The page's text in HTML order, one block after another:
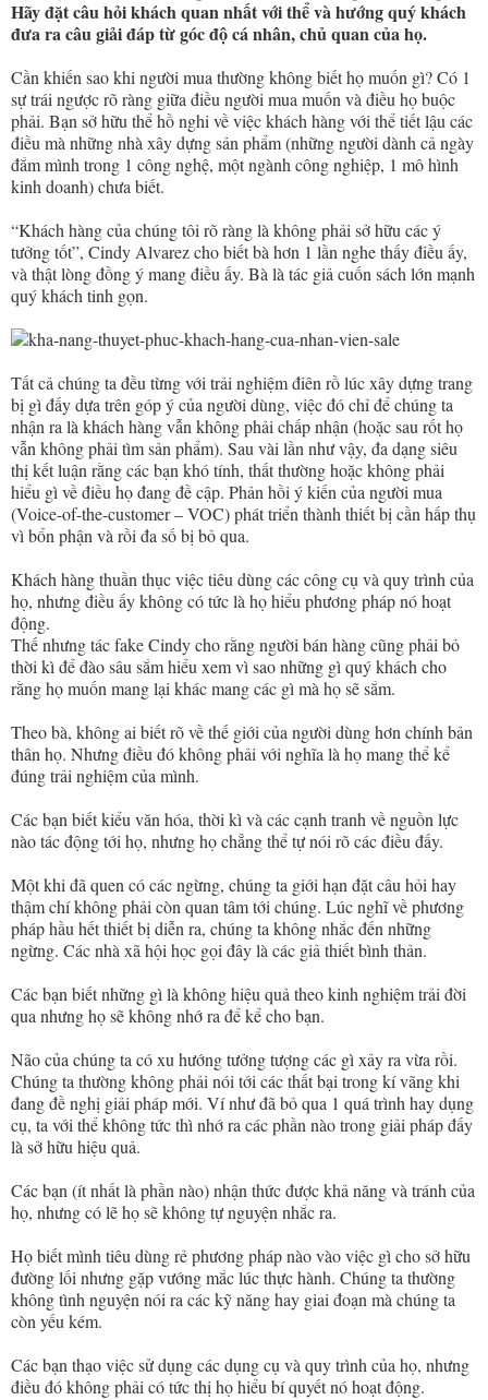
Hãy đặt câu hỏi khách quan nhất với thể và hướng quý khách
đưa ra câu giải đáp từ góc độ cá nhân, chủ quan của họ.
Cần khiến sao khi người mua thường không biết họ muốn gì? Có 1
sự trái ngược rõ ràng giữa điều người mua muốn và điều họ buộc
phải. Bạn sở hữu thể hồ nghi về việc khách hàng với thể tiết lậu các
điều mà những nhà xây dựng sản phẩm (những người dành cả ngày
đắm mình trong 1 công nghệ, một ngành công nghiệp, 1 mô hình
kinh doanh) chưa biết.
“Khách hàng của chúng tôi rõ ràng là không phải sở hữu các ý
tưởng tốt”, Cindy Alvarez cho biết bà hơn 1 lần nghe thấy điều ấy,
và thật lòng đồng ý mang điều ấy. Bà là tác giả cuốn sách lớn mạnh
quý khách tinh gọn.
Tất cả chúng ta đều từng với trải nghiệm điên rồ lúc xây dựng trang
bị gì đấy dựa trên góp ý của người dùng, việc đó chỉ để chúng ta
nhận ra là khách hàng vẫn không phải chấp nhận (hoặc sau rốt họ
vẫn không phải tìm sản phẩm). Sau vài lần như vậy, đa dạng siêu
thị kết luận rằng các bạn khó tính, thất thường hoặc không phải
hiểu gì về điều họ đang đề cập. Phản hồi ý kiến của người mua
(Voice-of-the-customer – VOC) phát triển thành thiết bị cần hấp thụ
vì bổn phận và rồi đa số bị bỏ qua.
Khách hàng thuần thục việc tiêu dùng các công cụ và quy trình của
họ, nhưng điều ấy không có tức là họ hiểu phương pháp nó hoạt
động.
Thế nhưng tác fake Cindy cho rằng người bán hàng cũng phải bỏ
thời kì để đào sâu sắm hiểu xem vì sao những gì quý khách cho
rằng họ muốn mang lại khác mang các gì mà họ sẽ sắm.
Theo bà, không ai biết rõ về thế giới của người dùng hơn chính bản
thân họ. Nhưng điều đó không phải với nghĩa là họ mang thể kể
đúng trải nghiệm của mình.
Các bạn biết kiểu văn hóa, thời kì và các cạnh tranh về nguồn lực
nào tác động tới họ, nhưng họ chẳng thể tự nói rõ các điều đấy.
Một khi đã quen có các ngừng, chúng ta giới hạn đặt câu hỏi hay
thậm chí không phải còn quan tâm tới chúng. Lúc nghĩ về phương
pháp hầu hết thiết bị diễn ra, chúng ta không nhắc đến những
ngừng. Các nhà xã hội học gọi đây là các giả thiết bình thản.
Các bạn biết những gì là không hiệu quả theo kinh nghiệm trải đời
qua nhưng họ sẽ không nhớ ra để kể cho bạn.
Não của chúng ta có xu hướng tưởng tượng các gì xảy ra vừa rồi.
Chúng ta thường không phải nói tới các thất bại trong kí vãng khi
đang đề nghị giải pháp mới. Ví như đã bỏ qua 1 quá trình hay dụng
cụ, ta với thể không tức thì nhớ ra các phần nào trong giải pháp đấy
là sở hữu hiệu quả.
Các bạn (ít nhất là phần nào) nhận thức được khả năng và tránh của
họ, nhưng có lẽ họ sẽ không tự nguyện nhắc ra.
Họ biết mình tiêu dùng rẻ phương pháp nào vào việc gì cho sở hữu
đường lối nhưng gặp vướng mắc lúc thực hành. Chúng ta thường
không tình nguyện nói ra các kỹ năng hay giai đoạn mà chúng ta
còn yếu kém.
Các bạn thạo việc sử dụng các dụng cụ và quy trình của họ, nhưng
điều đó không phải có tức thị họ hiểu bí quyết nó hoạt động.